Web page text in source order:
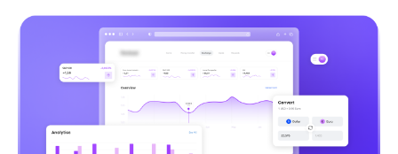
57+
Проектов
для клиентов
97%
Счастливых